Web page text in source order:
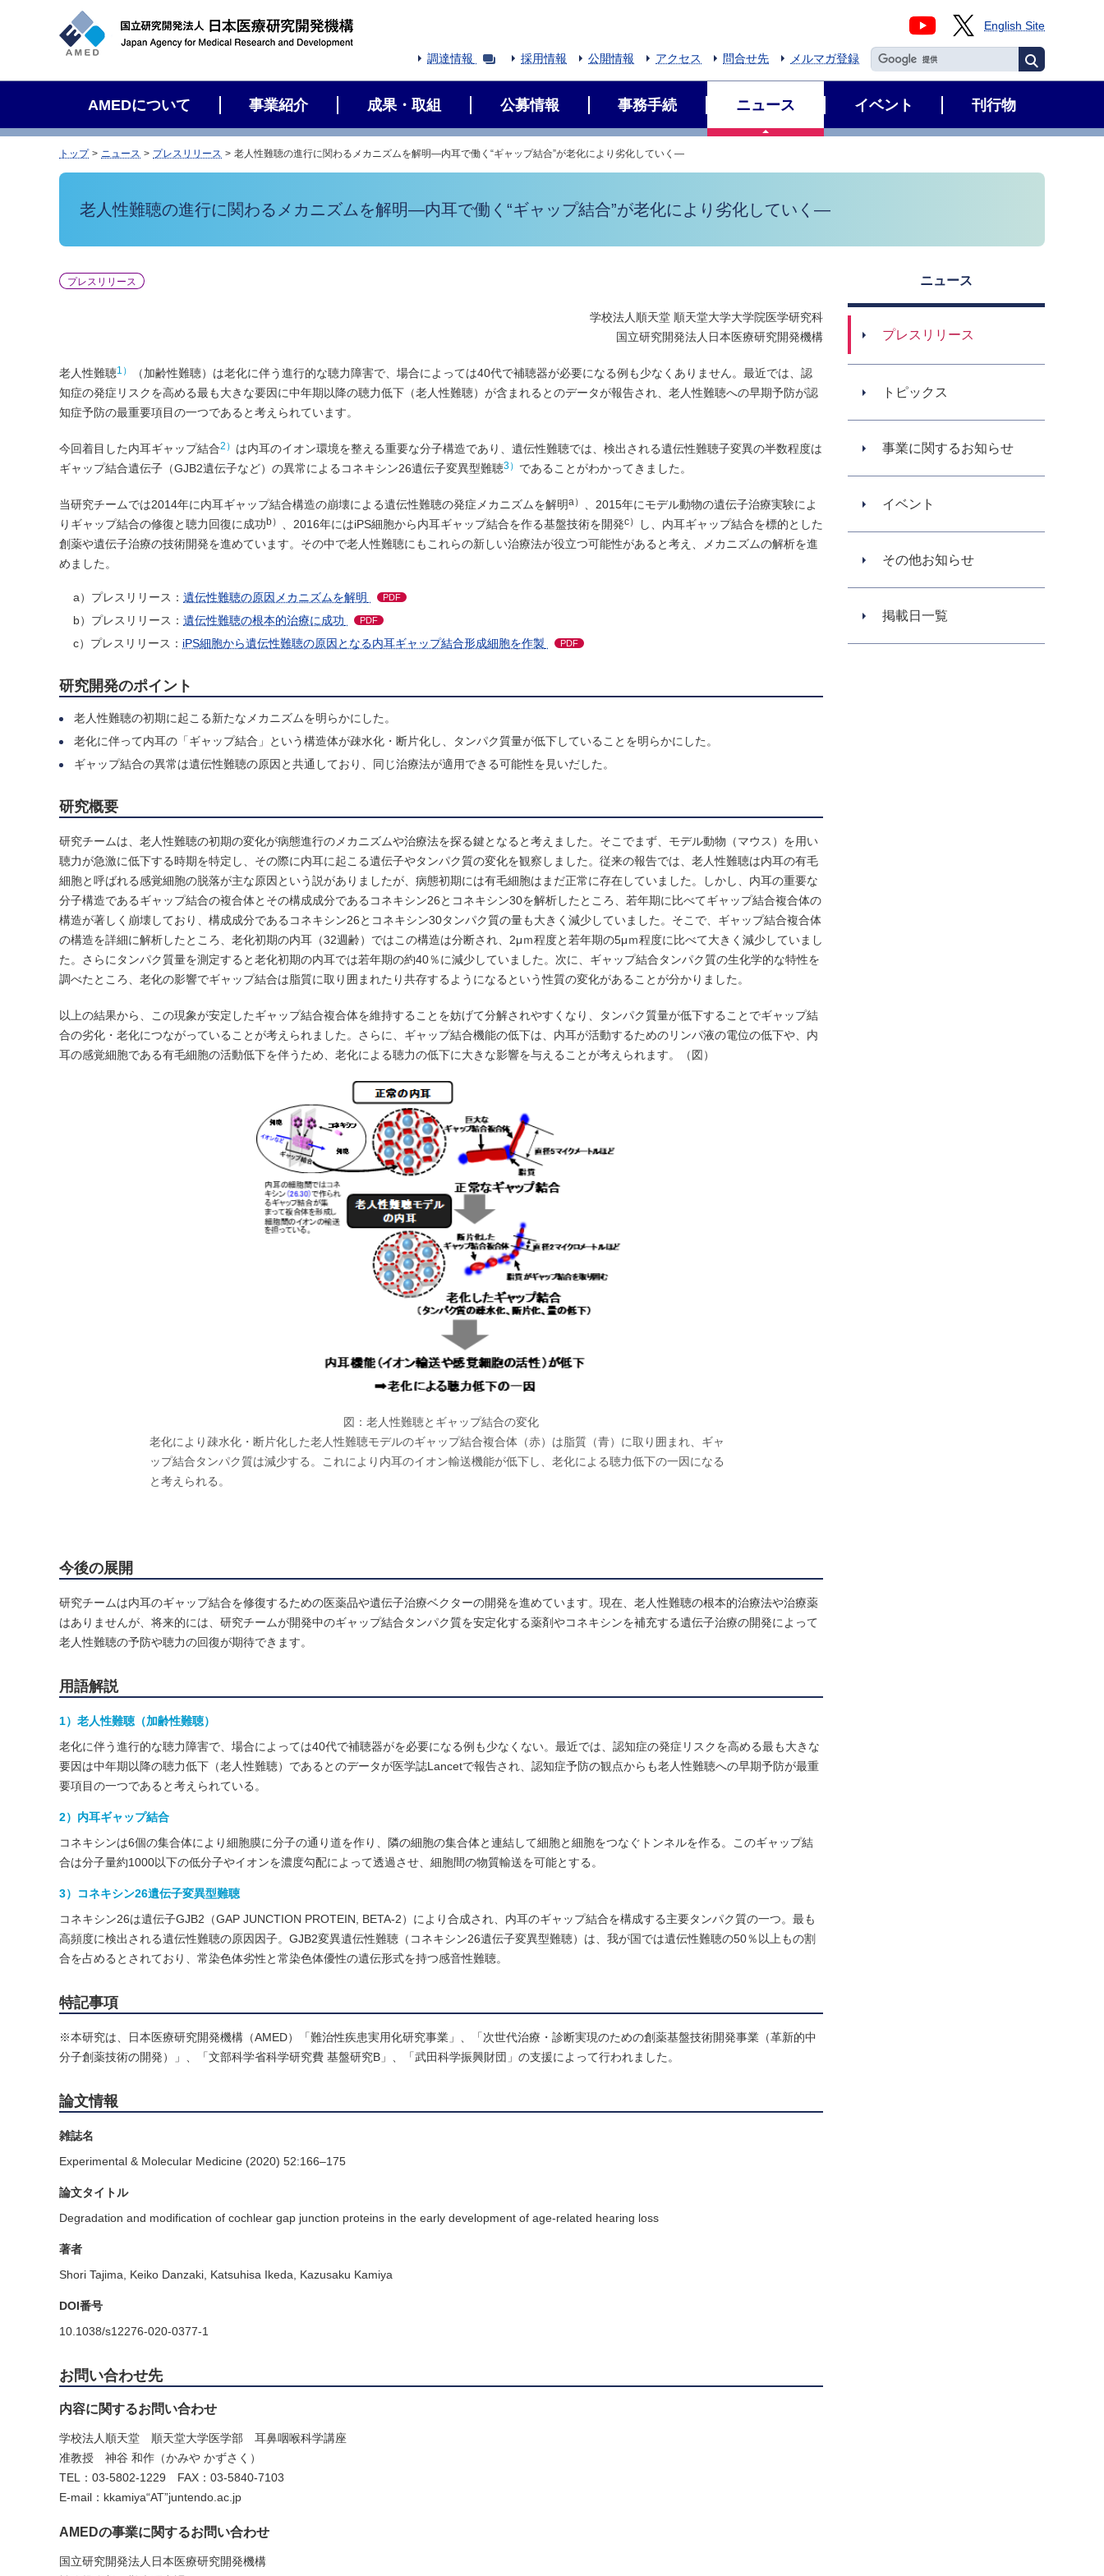
English Site
調達情報 採用情報 公開情報 アクセス 問合せ先 メルマガ登録
AMEDについて 事業紹介 成果・取組 公募情報 事務手続 ニュース イベント 刊行物
トップ ニュース プレスリリース 老人性難聴の進行に関わるメカニズムを解明―内耳で働く“ギャップ結合”が老化により劣化していく―
老人性難聴の進行に関わるメカニズムを解明―内耳で働く“ギャップ結合”が老化により劣化していく―
プレスリリース
学校法人順天堂 順天堂大学大学院医学研究科
国立研究開発法人日本医療研究開発機構
老人性難聴1）
（加齢性難聴）は老化に伴う進行的な聴力障害で、場合によっては40代で補聴器が必要になる例も少なくありません。最近では、認
知症の発症リスクを高める最も大きな要因に中年期以降の聴力低下（老人性難聴）が含まれるとのデータが報告され、老人性難聴への早期予防が認
知症予防の最重要項目の一つであると考えられています。
今回着目した内耳ギャップ結合2） は内耳のイオン環境を整える重要な分子構造であり、遺伝性難聴では、検出される遺伝性難聴子変異の半数程度は
ギャップ結合遺伝子（GJB2遺伝子など）の異常によるコネキシン26遺伝子変異型難聴3） であることがわかってきました。
当研究チームでは2014年に内耳ギャップ結合構造の崩壊による遺伝性難聴の発症メカニズムを解明a） 、2015年にモデル動物の遺伝子治療実験によ
りギャップ結合の修復と聴力回復に成功b） 、2016年にはiPS細胞から内耳ギャップ結合を作る基盤技術を開発c）
し、内耳ギャップ結合を標的とした
創薬や遺伝子治療の技術開発を進めています。その中で老人性難聴にもこれらの新しい治療法が役立つ可能性があると考え、メカニズムの解析を進
めました。
a）プレスリリース： 遺伝性難聴の原因メカニズムを解明 PDF
b）プレスリリース： 遺伝性難聴の根本的治療に成功 PDF
c）プレスリリース： iPS細胞から遺伝性難聴の原因となる内耳ギャップ結合形成細胞を作製 PDF
研究開発のポイント
老人性難聴の初期に起こる新たなメカニズムを明らかにした。
老化に伴って内耳の「ギャップ結合」という構造体が疎水化・断片化し、タンパク質量が低下していることを明らかにした。
ギャップ結合の異常は遺伝性難聴の原因と共通しており、同じ治療法が適用できる可能性を見いだした。
研究概要
研究チームは、老人性難聴の初期の変化が病態進行のメカニズムや治療法を探る鍵となると考えました。そこでまず、モデル動物（マウス）を用い
聴力が急激に低下する時期を特定し、その際に内耳に起こる遺伝子やタンパク質の変化を観察しました。従来の報告では、老人性難聴は内耳の有毛
細胞と呼ばれる感覚細胞の脱落が主な原因という説がありましたが、病態初期には有毛細胞はまだ正常に存在していました。しかし、内耳の重要な
分子構造であるギャップ結合の複合体とその構成成分であるコネキシン26とコネキシン30を解析したところ、若年期に比べてギャップ結合複合体の
構造が著しく崩壊しており、構成成分であるコネキシン26とコネキシン30タンパク質の量も大きく減少していました。そこで、ギャップ結合複合体
の構造を詳細に解析したところ、老化初期の内耳（32週齢）ではこの構造は分断され、2μｍ程度と若年期の5μｍ程度に比べて大きく減少していまし
た。さらにタンパク質量を測定すると老化初期の内耳では若年期の約40％に減少していました。次に、ギャップ結合タンパク質の生化学的な特性を
調べたところ、老化の影響でギャップ結合は脂質に取り囲まれたり共存するようになるという性質の変化があることが分かりました。
以上の結果から、この現象が安定したギャップ結合複合体を維持することを妨げて分解されやすくなり、タンパク質量が低下することでギャップ結
合の劣化・老化につながっていることが考えられました。さらに、ギャップ結合機能の低下は、内耳が活動するためのリンパ液の電位の低下や、内
耳の感覚細胞である有毛細胞の活動低下を伴うため、老化による聴力の低下に大きな影響を与えることが考えられます。（図）
図：老人性難聴とギャップ結合の変化
老化により疎水化・断片化した老人性難聴モデルのギャップ結合複合体（赤）は脂質（青）に取り囲まれ、ギャ
ップ結合タンパク質は減少する。これにより内耳のイオン輸送機能が低下し、老化による聴力低下の一因になる
と考えられる。
今後の展開
研究チームは内耳のギャップ結合を修復するための医薬品や遺伝子治療ベクターの開発を進めています。現在、老人性難聴の根本的治療法や治療薬
はありませんが、将来的には、研究チームが開発中のギャップ結合タンパク質を安定化する薬剤やコネキシンを補充する遺伝子治療の開発によって
老人性難聴の予防や聴力の回復が期待できます。
用語解説
1）老人性難聴（加齢性難聴）
老化に伴う進行的な聴力障害で、場合によっては40代で補聴器がを必要になる例も少なくない。最近では、認知症の発症リスクを高める最も大きな
要因は中年期以降の聴力低下（老人性難聴）であるとのデータが医学誌Lancetで報告され、認知症予防の観点からも老人性難聴への早期予防が最重
要項目の一つであると考えられている。
2）内耳ギャップ結合
コネキシンは6個の集合体により細胞膜に分子の通り道を作り、隣の細胞の集合体と連結して細胞と細胞をつなぐトンネルを作る。このギャップ結
合は分子量約1000以下の低分子やイオンを濃度勾配によって透過させ、細胞間の物質輸送を可能とする。
3）コネキシン26遺伝子変異型難聴
コネキシン26は遺伝子GJB2（GAP JUNCTION PROTEIN, BETA-2）により合成され、内耳のギャップ結合を構成する主要タンパク質の一つ。最も
高頻度に検出される遺伝性難聴の原因因子。GJB2変異遺伝性難聴（コネキシン26遺伝子変異型難聴）は、我が国では遺伝性難聴の50％以上もの割
合を占めるとされており、常染色体劣性と常染色体優性の遺伝形式を持つ感音性難聴。
特記事項
※本研究は、日本医療研究開発機構（AMED）「難治性疾患実用化研究事業」、「次世代治療・診断実現のための創薬基盤技術開発事業（革新的中
分子創薬技術の開発）」、「文部科学省科学研究費 基盤研究B」、「武田科学振興財団」の支援によって行われました。
論文情報
雑誌名
Experimental & Molecular Medicine (2020) 52:166–175
論文タイトル
Degradation and modification of cochlear gap junction proteins in the early development of age-related hearing loss
著者
Shori Tajima, Keiko Danzaki, Katsuhisa Ikeda, Kazusaku Kamiya
DOI番号
10.1038/s12276-020-0377-1
お問い合わせ先
内容に関するお問い合わせ
学校法人順天堂 順天堂大学医学部 耳鼻咽喉科学講座
准教授 神谷 和作（かみや かずさく）
TEL：03-5802-1229 FAX：03-5840-7103
E-mail：kkamiya“AT”juntendo.ac.jp
AMEDの事業に関するお問い合わせ
国立研究開発法人日本医療研究開発機構
ニュース
プレスリリース
トピックス
事業に関するお知らせ
イベント
その他お知らせ
掲載日一覧